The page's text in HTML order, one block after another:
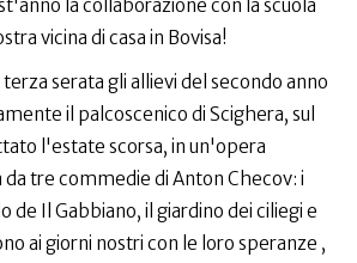
la collaborazione con la scuola
vicina di casa in Bovisa!
terza serata gli allievi del secondo anno
il palcoscenico di Scighera, sul
l'estate scorsa, in un'opera
tre commedie di Anton Checov: i
de Il Gabbiano, il giardino dei ciliegi e
ai giorni nostri con le loro speranze ,